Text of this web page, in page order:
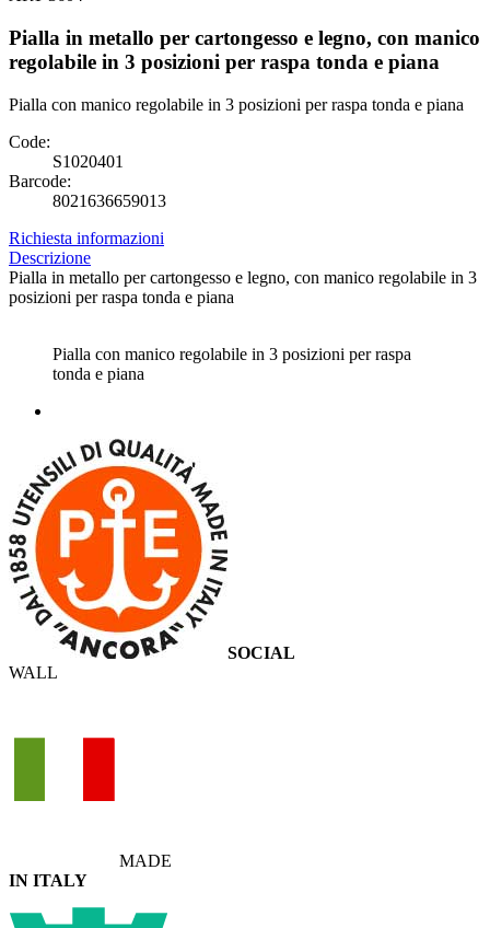
Pialla in metallo per cartongesso e legno, con manico
regolabile in 3 posizioni per raspa tonda e piana
Pialla con manico regolabile in 3 posizioni per raspa tonda e piana
Code:
S1020401
Barcode:
8021636659013
Richiesta informazioni
Descrizione
Pialla in metallo per cartongesso e legno, con manico regolabile in 3
posizioni per raspa tonda e piana
Pialla con manico regolabile in 3 posizioni per raspa
tonda e piana
SOCIAL
WALL
MADE
IN ITALY